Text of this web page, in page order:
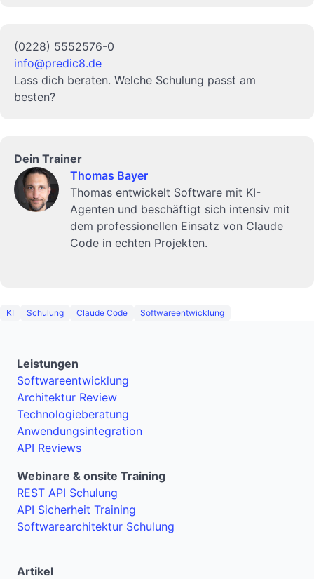
(0228) 5552576-0
info@predic8.de
Lass dich beraten. Welche Schulung passt am
besten?
Dein Trainer
Thomas Bayer
Thomas entwickelt Software mit KI-
Agenten und beschäftigt sich intensiv mit
dem professionellen Einsatz von Claude
Code in echten Projekten.
KI Schulung Claude Code Softwareentwicklung
Leistungen
Softwareentwicklung
Architektur Review
Technologieberatung
Anwendungsintegration
API Reviews
Webinare & onsite Training
REST API Schulung
API Sicherheit Training
Softwarearchitektur Schulung
Artikel